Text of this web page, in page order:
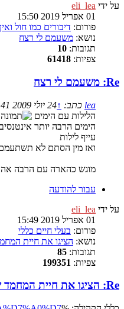
על ידי eli_lea
01 אפריל 2019 15:50
פורום: דיבורים כמו חול
נושא: משעמם לי רצח
תגובות: 10
צפיות: 61418
Re: משעמם לי רצח
lea כתב: ↑24 יולי 2009 12:41
הלילות עם הימים
הימים הרבה יותר
עייף לילות
ואז מין הסתם לא
מוגש כהארה עם הרבה
עבור להודעה
על ידי eli_lea
01 אפריל 2019 15:49
פורום: בעלי חיים כללי
נושא: הציגו את חיית
תגובות: 85
צפיות: 199351
Re: הציגו את חיית המחמד שלכם